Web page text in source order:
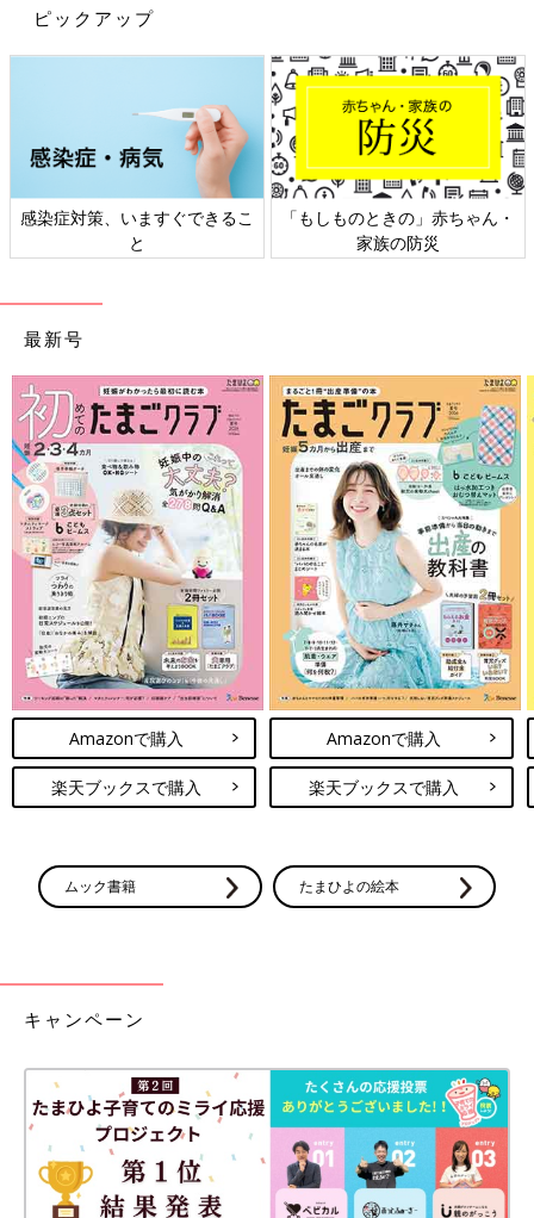
ピックアップ
感染症対策、いますぐできるこ
と
「もしものときの」赤ちゃん・
家族の防災
最新号
Amazonで購入
楽天ブックスで購入
Amazonで購入
楽天ブックスで購入
ムック書籍 たまひよの絵本
キャンペーン